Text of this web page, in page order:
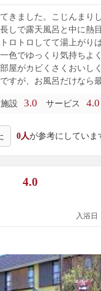
きました。こじんまり
しで露天風呂と中に熱
ロトロしてて湯上がり
色でゆっくり気持ちよ
屋がカビくさくおいし
すが、お風呂だけなら
施設 3.0 サービス 4.0
0人が参考にしていま
4.0
入浴日